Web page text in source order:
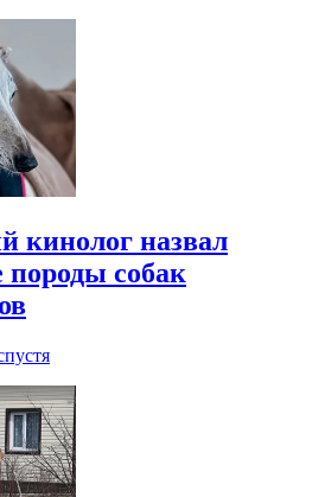
кинолог назвал
собак